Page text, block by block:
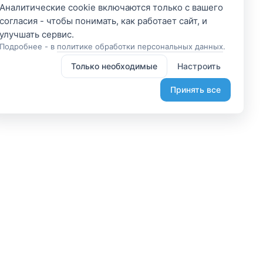
Аналитические cookie включаются только с вашего
согласия - чтобы понимать, как работает сайт, и
Подробнее - в политике обработки персональных данных.
Только необходимые Настроить
Принять все